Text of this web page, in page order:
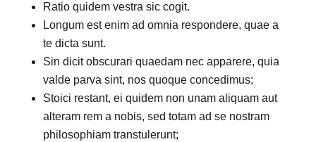
Ratio quidem vestra sic cogit.
Longum est enim ad omnia respondere, quae a
te dicta sunt.
Sin dicit obscurari quaedam nec apparere, quia
valde parva sint, nos quoque concedimus;
Stoici restant, ei quidem non unam aliquam aut
alteram rem a nobis, sed totam ad se nostram
philosophiam transtulerunt;